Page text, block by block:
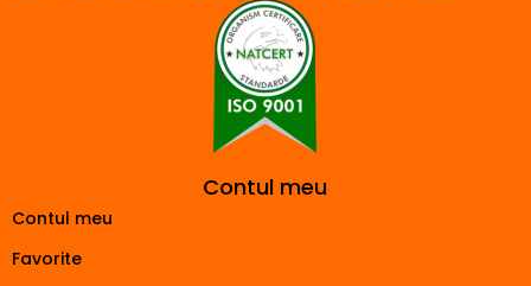
Contul meu
Contul meu
Favorite